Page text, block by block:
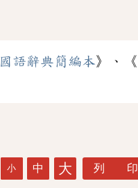
國語辭典簡編本》、《
小 中 大 列 印